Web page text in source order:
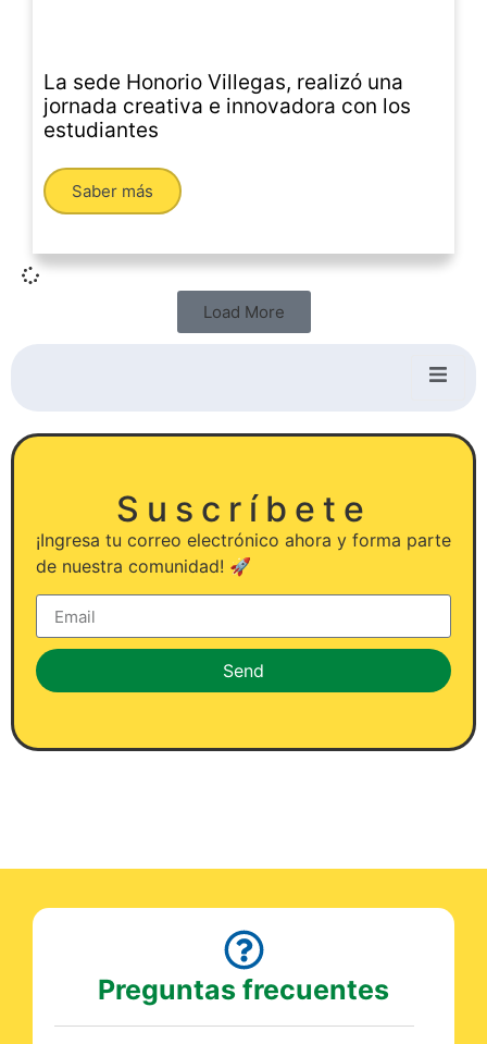
La sede Honorio Villegas, realizó una
jornada creativa e innovadora con los
estudiantes
Saber más
Load More
Suscríbete
¡Ingresa tu correo electrónico ahora y forma parte
de nuestra comunidad! 🚀
Send
Preguntas frecuentes